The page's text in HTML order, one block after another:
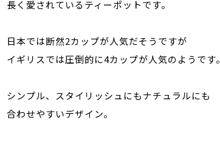
長く愛されているティーポットです。
日本では断然2カップが人気だそうですが
イギリスでは圧倒的に4カップが人気のようです。
シンプル、スタイリッシュにもナチュラルにも
合わせやすいデザイン。